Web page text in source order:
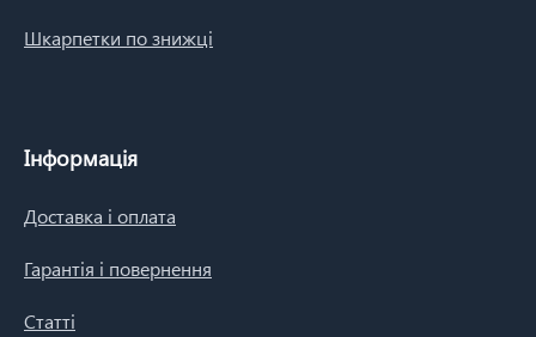
Шкарпетки по знижці
Інформація
Доставка і оплата
Гарантія і повернення
Статті